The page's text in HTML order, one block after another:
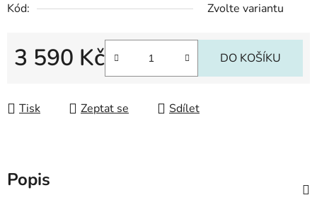
Kód:
Zvolte variantu
3 590 Kč DO KOŠÍKU
Tisk Zeptat se Sdílet
Popis